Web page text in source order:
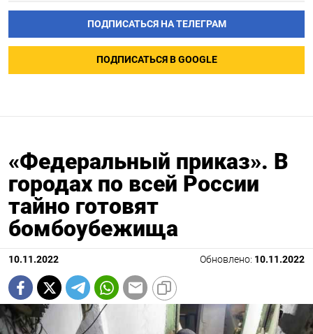
ПОДПИСАТЬСЯ НА ТЕЛЕГРАМ
ПОДПИСАТЬСЯ В GOOGLE
«Федеральный приказ». В
городах по всей России
тайно готовят
бомбоубежища
10.11.2022 Обновлено: 10.11.2022